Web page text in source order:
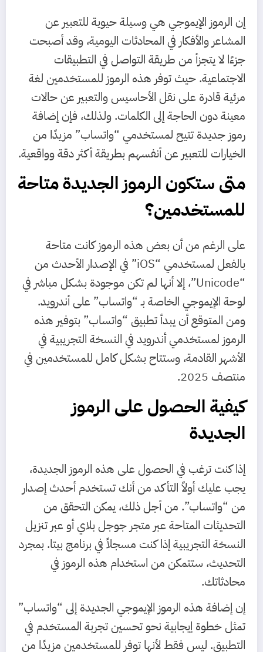
إن الرموز الإيموجي هي وسيلة حيوية للتعبير عن
المشاعر والأفكار في المحادثات اليومية، وقد أصبحت
جزءًا لا يتجزأ من طريقة التواصل في التطبيقات
الاجتماعية. حيث توفر هذه الرموز للمستخدمين لغة
مرئية قادرة على نقل الأحاسيس والتعبير عن حالات
معينة دون الحاجة إلى الكلمات. ولذلك، فإن إضافة
رموز جديدة تتيح لمستخدمي “واتساب” مزيدًا من
الخيارات للتعبير عن أنفسهم بطريقة أكثر دقة وواقعية.
متى ستكون الرموز الجديدة متاحة
للمستخدمين؟
على الرغم من أن بعض هذه الرموز كانت متاحة
بالفعل لمستخدمي “iOS” في الإصدار الأحدث من
“Unicode”، إلا أنها لم تكن موجودة بشكل مباشر في
لوحة الإيموجي الخاصة بـ “واتساب” على أندرويد.
ومن المتوقع أن يبدأ تطبيق “واتساب” بتوفير هذه
الرموز لمستخدمي أندرويد في النسخة التجريبية في
الأشهر القادمة، وستتاح بشكل كامل للمستخدمين في
منتصف 2025.
كيفية الحصول على الرموز
الجديدة
إذا كنت ترغب في الحصول على هذه الرموز الجديدة،
يجب عليك أولاً التأكد من أنك تستخدم أحدث إصدار
من “واتساب”. من أجل ذلك، يمكن التحقق من
التحديثات المتاحة عبر متجر جوجل بلاي أو عبر تنزيل
النسخة التجريبية إذا كنت مسجلاً في برنامج بيتا. بمجرد
التحديث، ستتمكن من استخدام هذه الرموز في
محادثاتك.
إن إضافة هذه الرموز الإيموجي الجديدة إلى “واتساب”
تمثل خطوة إيجابية نحو تحسين تجربة المستخدم في
التطبيق. ليس فقط لأنها توفر للمستخدمين مزيدًا من